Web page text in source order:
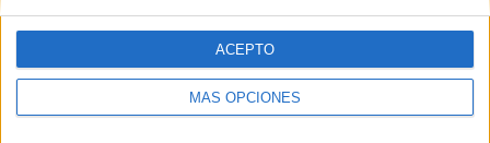
MÁS OPCIONES
ACEPTO
HACE 2 HORAS
El comentario inocente
HACE 2 HORAS